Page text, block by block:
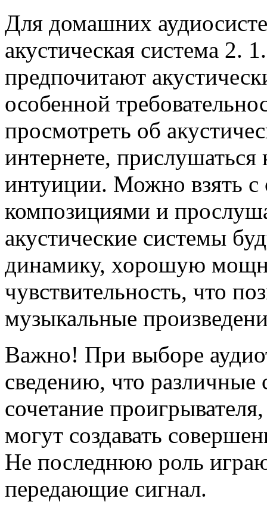
Для домашних
акустическая система 2.
предпочитают
особенной
просмотреть об
интернете,
интуиции. Можно взять
композициями и
акустические системы
динамику, хорошую
чувствительность, что
музыкальные
Важно! При выборе
сведению, что
сочетание
могут создавать
Не последнюю роль
передающие сигнал.